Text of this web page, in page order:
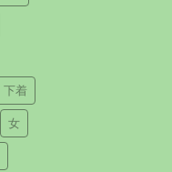
下着
女